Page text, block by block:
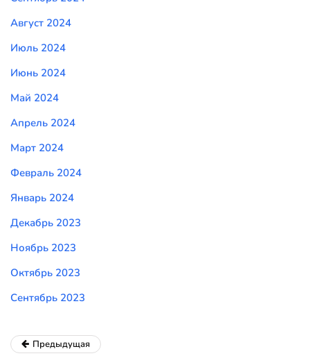
Август 2024
Июль 2024
Июнь 2024
Май 2024
Апрель 2024
Март 2024
Февраль 2024
Январь 2024
Декабрь 2023
Ноябрь 2023
Октябрь 2023
Сентябрь 2023
Предыдущая